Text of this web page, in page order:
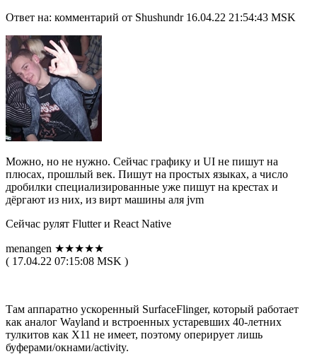
Ответ на: комментарий от Shushundr 16.04.22 21:54:43 MSK
Можно, но не нужно. Сейчас графику и UI не пишут на
плюсах, прошлый век. Пишут на простых языках, а число
дробилки специализированные уже пишут на крестах и
дёргают из них, из вирт машины аля jvm
Сейчас рулят Flutter и React Native
menangen ★★★★★
( 17.04.22 07:15:08 MSK )
Там аппаратно ускоренный SurfaceFlinger, который работает
как аналог Wayland и встроенных устаревших 40-летних
тулкитов как X11 не имеет, поэтому оперирует лишь
буферами/окнами/activity.